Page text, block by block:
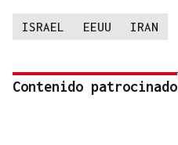
ISRAEL EEUU IRAN
Contenido patrocinado